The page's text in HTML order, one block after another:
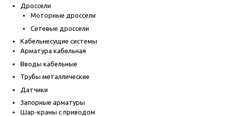
Дроссели
Моторные дроссели
Сетевые дроссели
Кабельнесущие системы
Арматура кабельная
Вводы кабельные
Трубы металлические
Датчики
Запорные арматуры
Шар-краны с приводом